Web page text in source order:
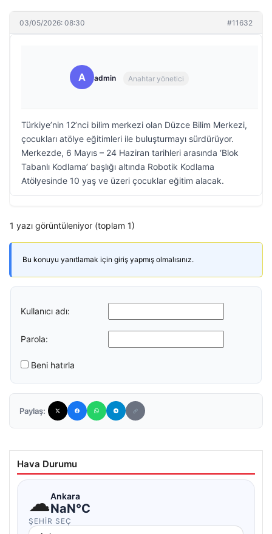
03/05/2026: 08:30 #11632
A admin Anahtar yönetici
Türkiye’nin 12’nci bilim merkezi olan Düzce Bilim Merkezi,
çocukları atölye eğitimleri ile buluşturmayı sürdürüyor.
Merkezde, 6 Mayıs – 24 Haziran tarihleri arasında ‘Blok
Tabanlı Kodlama’ başlığı altında Robotik Kodlama
Atölyesinde 10 yaş ve üzeri çocuklar eğitim alacak.
1 yazı görüntüleniyor (toplam 1)
Bu konuyu yanıtlamak için giriş yapmış olmalısınız.
Kullanıcı adı:
Parola:
Beni hatırla
Paylaş:
Hava Durumu
☁Ankara
NaN°C
ŞEHIR SEÇ